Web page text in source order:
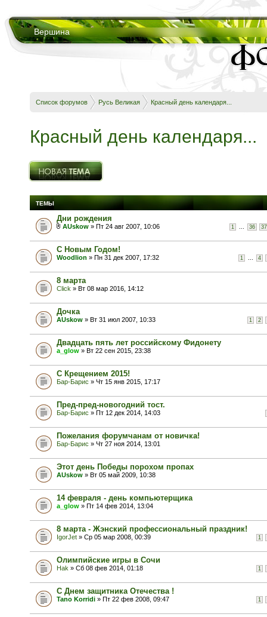
Вершина
Список форумов Русь Великая Красный день календаря...
Красный день календаря...
Новая тема
ТЕМЫ
Дни рождения
1 36 37
AUskow » Пт 24 авг 2007, 10:06
С Новым Годом!
1 4
Woodlion » Пн 31 дек 2007, 17:32
8 марта
Click » Вт 08 мар 2016, 14:12
Дочка
1 2
AUskow » Вт 31 июл 2007, 10:33
Двадцать пять лет российскому Фидонету
a_glow » Вт 22 сен 2015, 23:38
C Крещением 2015!
Бар-Барис » Чт 15 янв 2015, 17:17
Пред-пред-новогодний тост.
Бар-Барис » Пт 12 дек 2014, 14:03
Пожелания форумчанам от новичка!
Бар-Барис » Чт 27 ноя 2014, 13:01
Этот день Победы порохом пропах
AUskow » Вт 05 май 2009, 10:38
14 февраля - день компьютерщика
a_glow » Пт 14 фев 2014, 13:04
8 марта - Жэнский профессиональный праздник!
1
IgorJet » Ср 05 мар 2008, 00:39
Олимпийские игры в Сочи
1
Hak » Сб 08 фев 2014, 01:18
С Днем защитника Отечества !
1
Tano Korridi » Пт 22 фев 2008, 09:47